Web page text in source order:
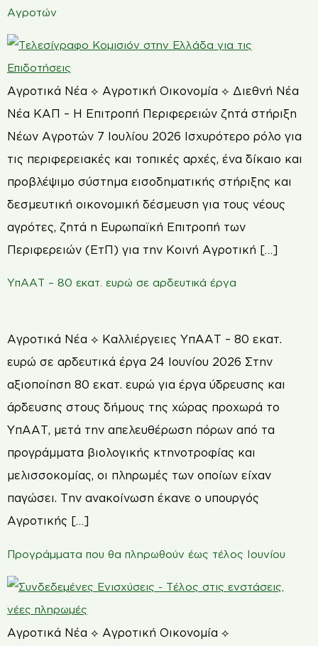
Αγροτών
Αγροτικά Νέα ⟡ Αγροτική Οικονομία ⟡ Διεθνή Νέα
Νέα ΚΑΠ – Η Επιτροπή Περιφερειών ζητά στήριξη
Νέων Αγροτών 7 Ιουλίου 2026 Ισχυρότερο ρόλο για
τις περιφερειακές και τοπικές αρχές, ένα δίκαιο και
προβλέψιμο σύστημα εισοδηματικής στήριξης και
δεσμευτική οικονομική δέσμευση για τους νέους
αγρότες, ζητά η Ευρωπαϊκή Επιτροπή των
Περιφερειών (ΕτΠ) για την Κοινή Αγροτική […]
ΥπΑΑΤ – 80 εκατ. ευρώ σε αρδευτικά έργα
Αγροτικά Νέα ⟡ Καλλιέργειες ΥπΑΑΤ – 80 εκατ.
ευρώ σε αρδευτικά έργα 24 Ιουνίου 2026 Στην
αξιοποίηση 80 εκατ. ευρώ για έργα ύδρευσης και
άρδευσης στους δήμους της χώρας προχωρά το
ΥπΑΑΤ, μετά την απελευθέρωση πόρων από τα
προγράμματα βιολογικής κτηνοτροφίας και
μελισσοκομίας, οι πληρωμές των οποίων είχαν
παγώσει. Την ανακοίνωση έκανε ο υπουργός
Αγροτικής […]
Προγράμματα που θα πληρωθούν έως τέλος Ιουνίου
Αγροτικά Νέα ⟡ Αγροτική Οικονομία ⟡